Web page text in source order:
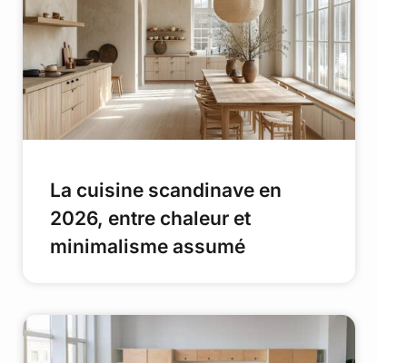
La cuisine scandinave en
2026, entre chaleur et
minimalisme assumé